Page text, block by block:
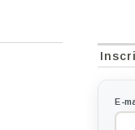
E-